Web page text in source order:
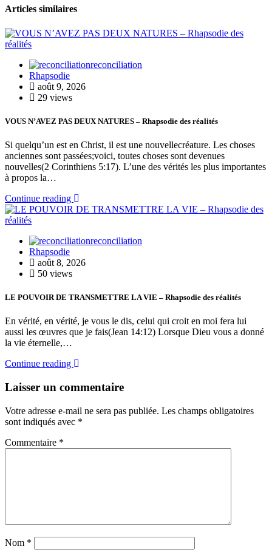
Articles similaires
reconciliation
Rhapsodie
août 9, 2026
29 views
VOUS N’AVEZ PAS DEUX NATURES – Rhapsodie des réalités
Si quelqu’un est en Christ, il est une nouvellecréature. Les choses
anciennes sont passées;voici, toutes choses sont devenues
nouvelles(2 Corinthiens 5:17). L’une des vérités les plus importantes
à propos la…
Continue reading
reconciliation
Rhapsodie
août 8, 2026
50 views
LE POUVOIR DE TRANSMETTRE LA VIE – Rhapsodie des réalités
En vérité, en vérité, je vous le dis, celui qui croit en moi fera lui
aussi les œuvres que je fais(Jean 14:12) Lorsque Dieu vous a donné
la vie éternelle,…
Continue reading
Laisser un commentaire
Votre adresse e-mail ne sera pas publiée. Les champs obligatoires
sont indiqués avec *
Commentaire *
Nom *